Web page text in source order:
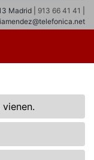
Madrid | 913 66 41 41